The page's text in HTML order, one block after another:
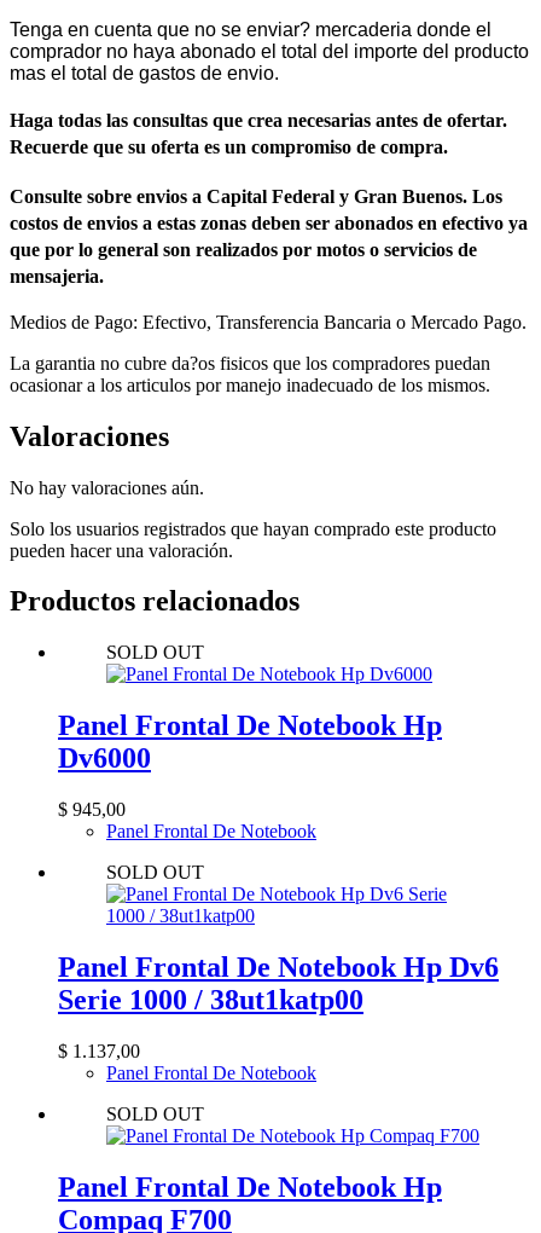
Tenga en cuenta que no se enviar? mercaderia donde el
comprador no haya abonado el total del importe del producto
mas el total de gastos de envio.
Haga todas las consultas que crea necesarias antes de ofertar.
Recuerde que su oferta es un compromiso de compra.
Consulte sobre envios a Capital Federal y Gran Buenos. Los
costos de envios a estas zonas deben ser abonados en efectivo ya
que por lo general son realizados por motos o servicios de
mensajeria.
Medios de Pago: Efectivo, Transferencia Bancaria o Mercado Pago.
La garantia no cubre da?os fisicos que los compradores puedan
ocasionar a los articulos por manejo inadecuado de los mismos.
Valoraciones
No hay valoraciones aún.
Solo los usuarios registrados que hayan comprado este producto
pueden hacer una valoración.
Productos relacionados
SOLD OUT
Panel Frontal De Notebook Hp
Dv6000
$ 945,00
Panel Frontal De Notebook
SOLD OUT
Panel Frontal De Notebook Hp Dv6
Serie 1000 / 38ut1katp00
$ 1.137,00
Panel Frontal De Notebook
SOLD OUT
Panel Frontal De Notebook Hp
Compaq F700